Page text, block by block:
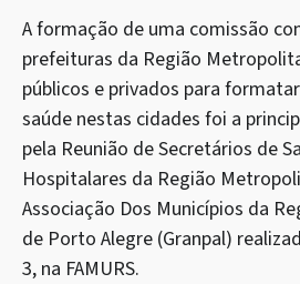
A formação de uma comissão
prefeituras da Região
públicos e privados para
saúde nestas cidades foi a
pela Reunião de Secretários de
Hospitalares da Região
Associação Dos Municípios da
de Porto Alegre (Granpal)
3, na FAMURS.